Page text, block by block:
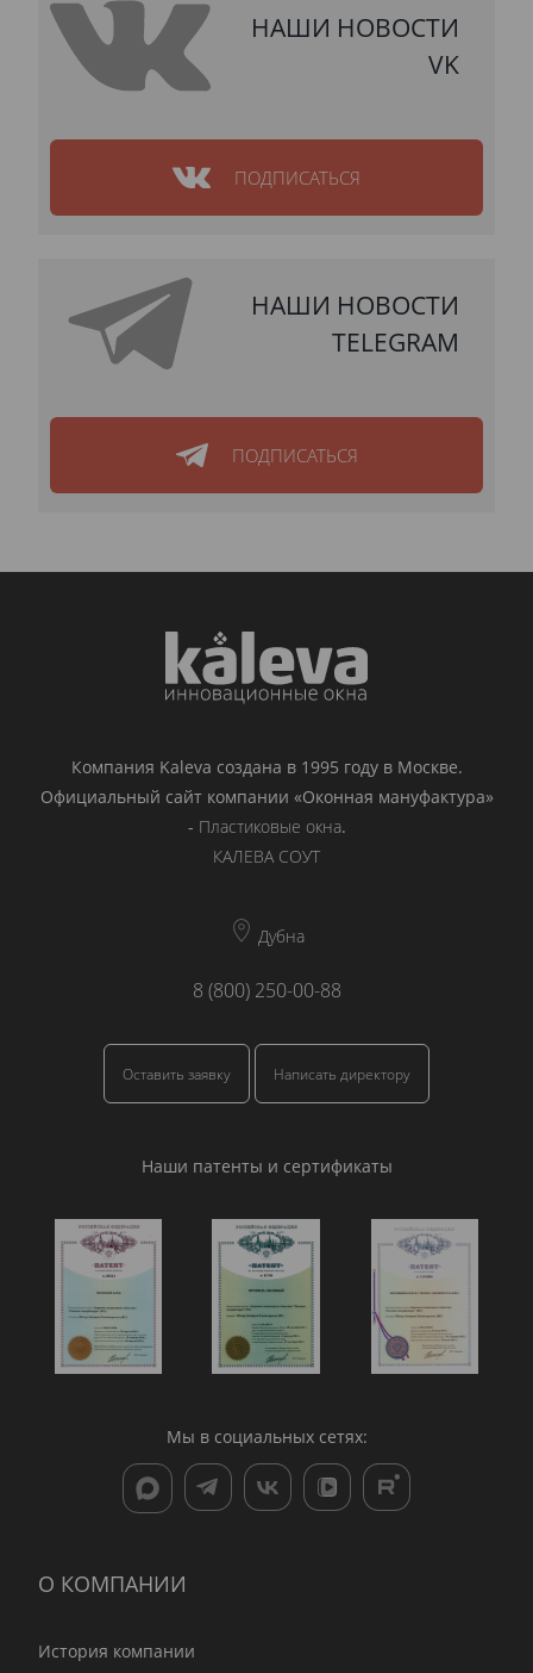
НАШИ НОВОСТИ
VK
ПОДПИСАТЬСЯ
НАШИ НОВОСТИ
TELEGRAM
ПОДПИСАТЬСЯ
Компания Kaleva создана в 1995 году в Москве.
Официальный сайт компании «Оконная мануфактура»
- Пластиковые окна.
КАЛЕВА СОУТ
Дубна
8 (800) 250-00-88
Оставить заявку Написать директору
Наши патенты и сертификаты
Мы в социальных сетях:
О КОМПАНИИ
История компании